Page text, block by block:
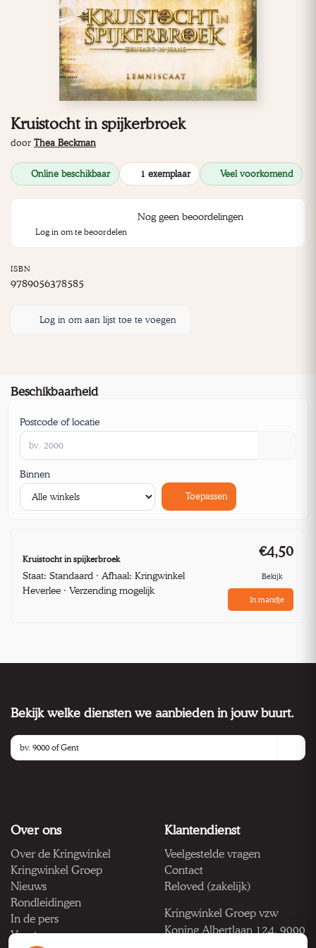
Kruistocht in spijkerbroek
door Thea Beckman
Online beschikbaar 1 exemplaar Veel voorkomend
Nog geen beoordelingen
Log in om te beoordelen
ISBN
9789056378585
Log in om aan lijst toe te voegen
Beschikbaarheid
Postcode of locatie
Binnen
Toepassen
Kruistocht in spijkerbroek
Staat: Standaard · Afhaal: Kringwinkel
Heverlee · Verzending mogelijk
€4,50
Bekijk
In mandje
Bekijk welke diensten we aanbieden in jouw buurt.
Over ons
Over de Kringwinkel
Kringwinkel Groep
Nieuws
Rondleidingen
In de pers
Vacatures
Klantendienst
Veelgestelde vragen
Contact
Reloved (zakelijk)
Kringwinkel Groep vzw
Koning Albertlaan 124, 9000